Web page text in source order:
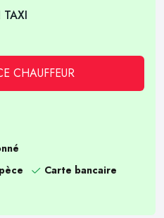
TAXI
CHAUFFEUR
Carte bancaire